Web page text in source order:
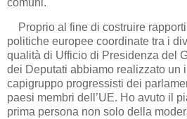
Proprio al fine di costruire
politiche europee coordinate tra i
qualità di Ufficio di Presidenza del
dei Deputati abbiamo realizzato un
capigruppo progressisti dei
paesi membri dell’UE. Ho avuto il
prima persona non solo della